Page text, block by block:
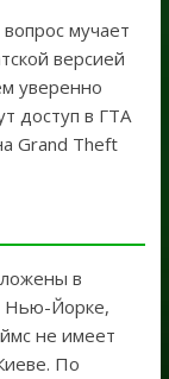
мучает
версией
уверенно
доступ в ГТА
Grand Theft
в
Нью-Йорке,
не имеет
По